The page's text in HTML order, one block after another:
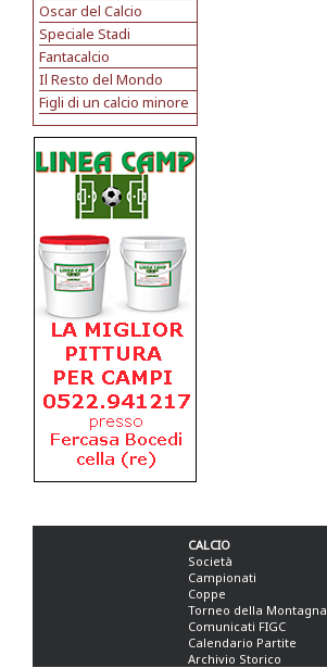
Oscar del Calcio
Speciale Stadi
Fantacalcio
Il Resto del Mondo
Figli di un calcio minore
CALCIO
Società
Campionati
Coppe
Torneo della Montagna
Comunicati FIGC
Calendario Partite
Archivio Storico